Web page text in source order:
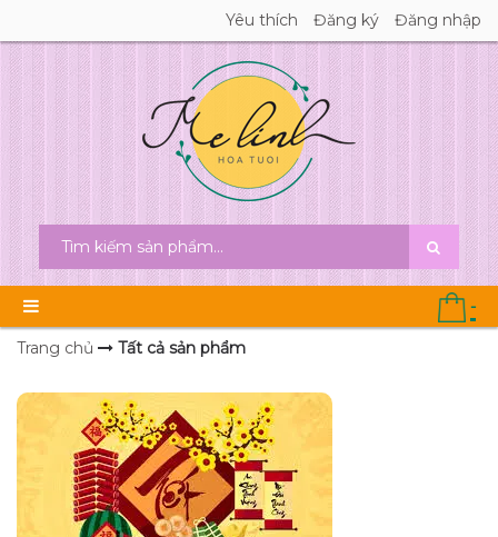
Yêu thích Đăng ký Đăng nhập
-
Trang chủ Tất cả sản phẩm